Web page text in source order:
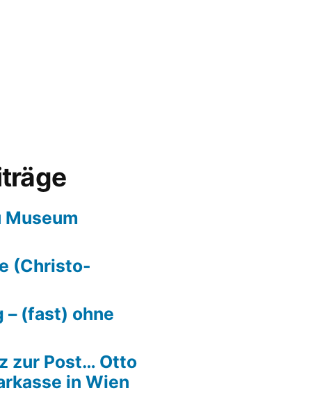
(Christo-
– (fast) ohne
zur Post… Otto
in Wien